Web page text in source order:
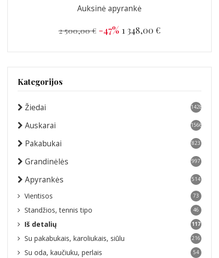
Auksinė apyrankė
2 500,00 € -47% 1 348,00 €
Kategorijos
Žiedai 1428
Auskarai 1566
Pakabukai 823
Grandinėlės 997
Apyrankės 514
Vientisos 73
Standžios, tennis tipo 46
Iš detalių 117
Su pakabukais, karoliukais, siūlu 216
Su oda, kaučiuku, perlais 54